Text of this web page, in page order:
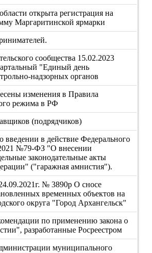
открыта регистрация на
Маргаритинской ярмарки
сообщества 15.02.2023
"Единый день
надзорных органов
изменения в Правила
режима в РФ
(подрядчиков)
в действие Федерального
№79-ФЗ "О внесении
законодательные акты
("гаражная амнистия").
№ 3890р О сносе
временных объектов на
округа "Город Архангельск"
по применению закона о
разработанные Росреестром
муниципального